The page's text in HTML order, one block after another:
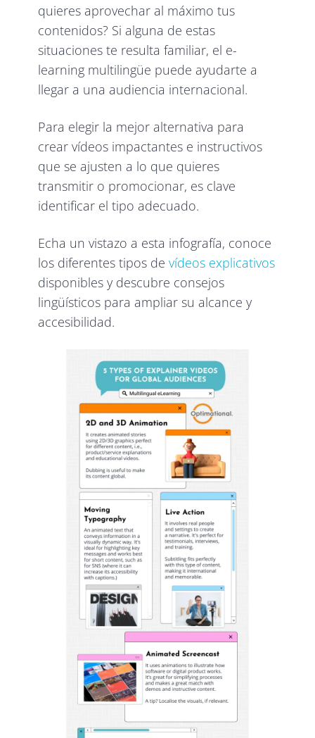
quieres aprovechar al máximo tus
contenidos? Si alguna de estas
situaciones te resulta familiar, el e-
learning multilingüe puede ayudarte a
llegar a una audiencia internacional.
Para elegir la mejor alternativa para
crear vídeos impactantes e instructivos
que se ajusten a lo que quieres
transmitir o promocionar, es clave
identificar el tipo adecuado.
Echa un vistazo a esta infografía, conoce
los diferentes tipos devídeos explicativos
disponibles y descubre consejos
lingüísticos para ampliar su alcance y
accesibilidad.